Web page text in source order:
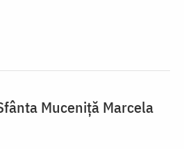
Muceniță Marcela